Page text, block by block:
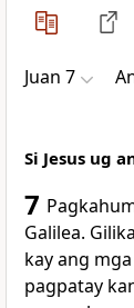
Juan 7
Si Jesus ug
7
Galilea.
kay ang mga
pagpatay